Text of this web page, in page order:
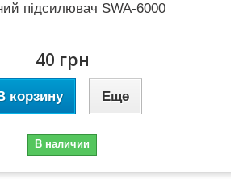
підсилювач SWA-6000
40 грн
корзину Еще
В наличии